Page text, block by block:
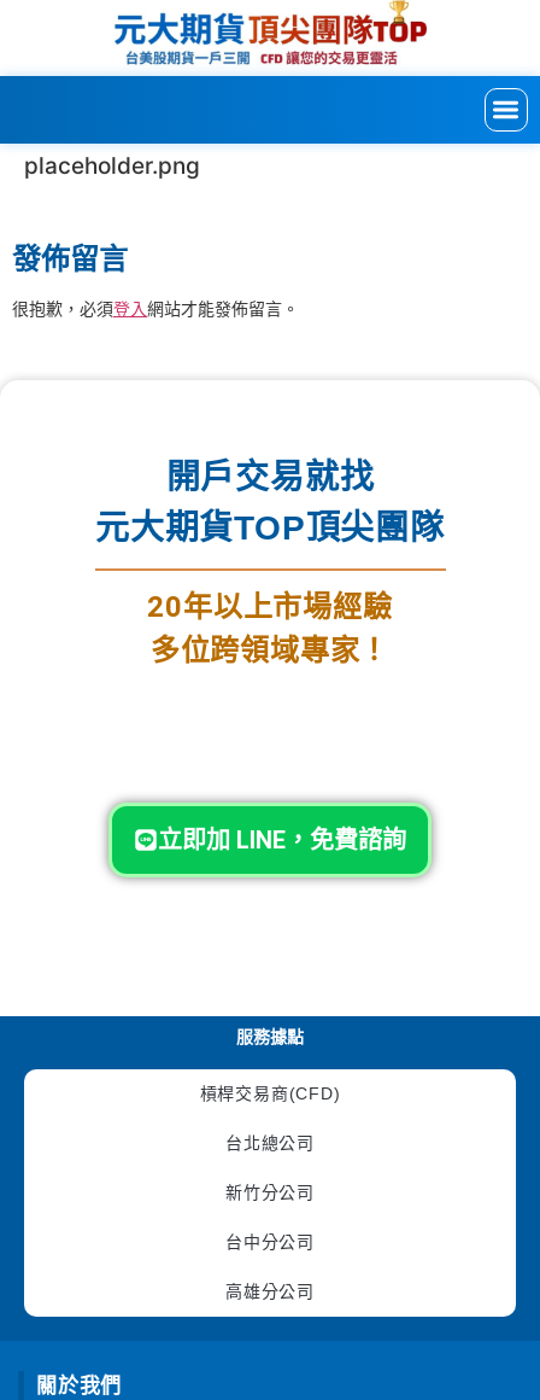
placeholder.png
發佈留言
很抱歉，必須登入網站才能發佈留言。
開戶交易就找
元大期貨TOP頂尖團隊
20年以上市場經驗
多位跨領域專家！
立即加 LINE，免費諮詢
服務據點
槓桿交易商(CFD)
台北總公司
新竹分公司
台中分公司
高雄分公司
關於我們